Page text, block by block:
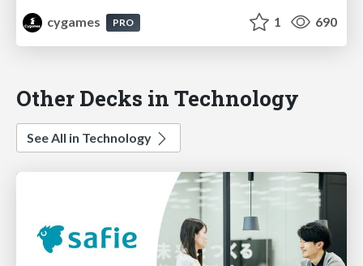
cygames
PRO 1 690
Other Decks in Technology
See All in Technology